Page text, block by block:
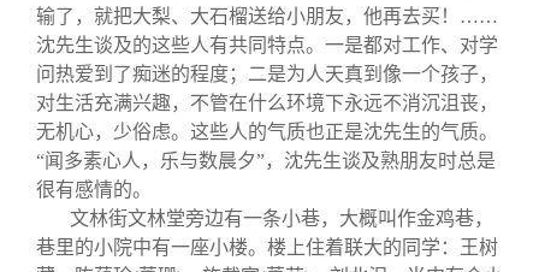
输了，就把大梨、大石榴送给小朋友，他再去买！……
沈先生谈及的这些人有共同特点。一是都对工作、对学
问热爱到了痴迷的程度；二是为人天真到像一个孩子，
对生活充满兴趣，不管在什么环境下永远不消沉沮丧，
无机心，少俗虑。这些人的气质也正是沈先生的气质。
“闻多素心人，乐与数晨夕”，沈先生谈及熟朋友时总是
很有感情的。
文林街文林堂旁边有一条小巷，大概叫作金鸡巷，
巷里的小院中有一座小楼。楼上住着联大的同学：王树